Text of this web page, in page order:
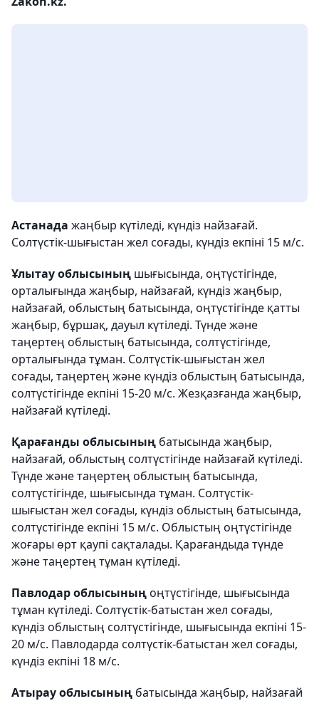
Астанада жаңбыр күтіледі, күндіз найзағай.
Солтүстік-шығыстан жел соғады, күндіз екпіні 15 м/с.
Ұлытау облысының шығысында, оңтүстігінде,
орталығында жаңбыр, найзағай, күндіз жаңбыр,
найзағай, облыстың батысында, оңтүстігінде қатты
жаңбыр, бұршақ, дауыл күтіледі. Түнде және
таңертең облыстың батысында, солтүстігінде,
орталығында тұман. Солтүстік-шығыстан жел
соғады, таңертең және күндіз облыстың батысында,
солтүстігінде екпіні 15-20 м/с. Жезқазғанда жаңбыр,
найзағай күтіледі.
Қарағанды облысының батысында жаңбыр,
найзағай, облыстың солтүстігінде найзағай күтіледі.
Түнде және таңертең облыстың батысында,
солтүстігінде, шығысында тұман. Солтүстік-
шығыстан жел соғады, күндіз облыстың батысында,
солтүстігінде екпіні 15 м/с. Облыстың оңтүстігінде
жоғары өрт қаупі сақталады. Қарағандыда түнде
және таңертең тұман күтіледі.
Павлодар облысыныңоңтүстігінде, шығысында
тұман күтіледі. Солтүстік-батыстан жел соғады,
күндіз облыстың солтүстігінде, шығысында екпіні 15-
20 м/с. Павлодарда солтүстік-батыстан жел соғады,
күндіз екпіні 18 м/с.
Атырау облысының батысында жаңбыр, найзағай